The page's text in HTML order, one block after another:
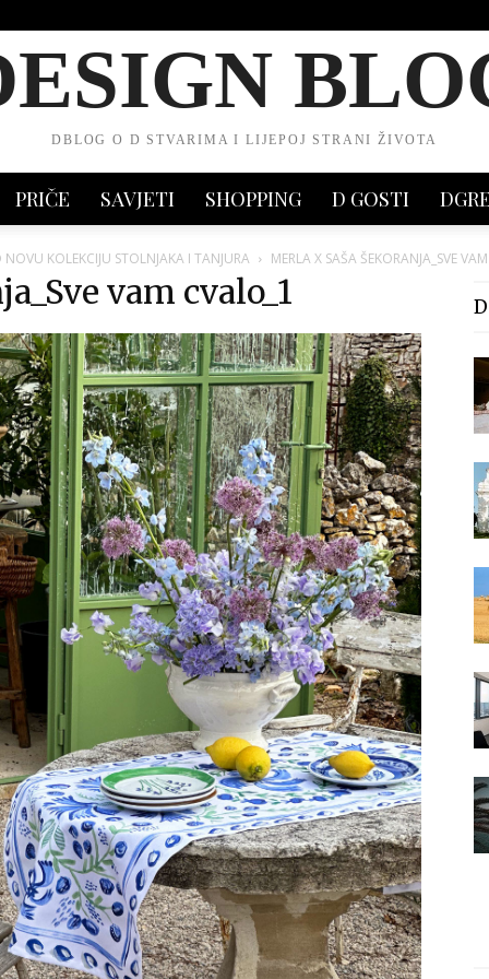
DBLOG O D STVARIMA I LIJEPOJ STRANI ŽIVOTA
PRIČE SAVJETI SHOPPING D GOSTI
KOLEKCIJU STOLNJAKA I TANJURA MERLA X SAŠA ŠEKORANJA_SVE
vam cvalo_1